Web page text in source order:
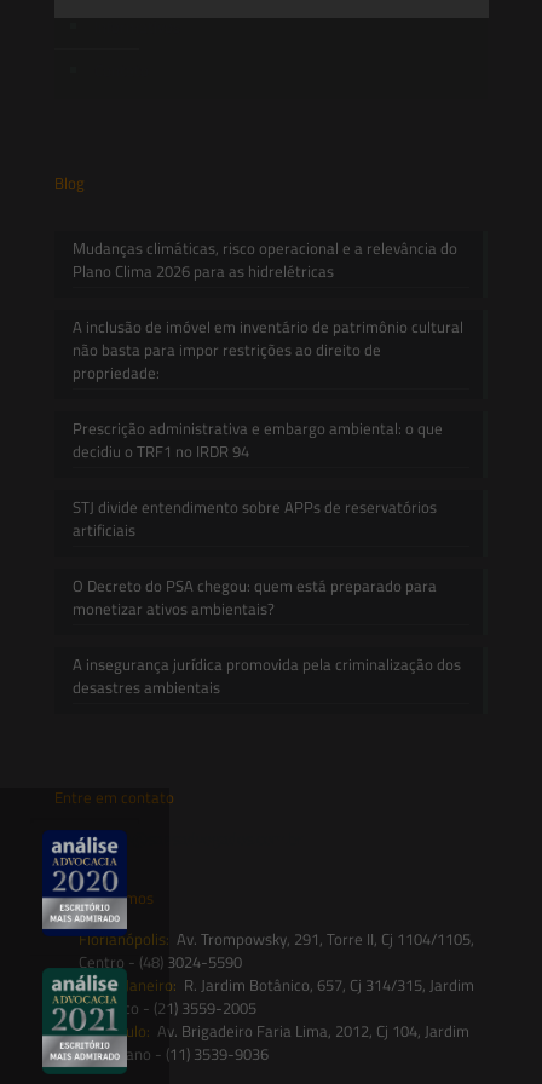
Blog
Mudanças climáticas, risco operacional e a relevância do
Plano Clima 2026 para as hidrelétricas
A inclusão de imóvel em inventário de patrimônio cultural
não basta para impor restrições ao direito de
propriedade:
Prescrição administrativa e embargo ambiental: o que
decidiu o TRF1 no IRDR 94
STJ divide entendimento sobre APPs de reservatórios
artificiais
O Decreto do PSA chegou: quem está preparado para
monetizar ativos ambientais?
A insegurança jurídica promovida pela criminalização dos
desastres ambientais
Entre em contato
contato@saesadvogados.com.br
Onde estamos
Florianópolis: Av. Trompowsky, 291, Torre II, Cj 1104/1105,
Centro - (48) 3024-5590
Rio de Janeiro: R. Jardim Botânico, 657, Cj 314/315, Jardim
Botânico - (21) 3559-2005
São Paulo: Av. Brigadeiro Faria Lima, 2012, Cj 104, Jardim
Paulistano - (11) 3539-9036